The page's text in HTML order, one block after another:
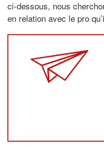
ci-dessous, nous
en relation avec le pro